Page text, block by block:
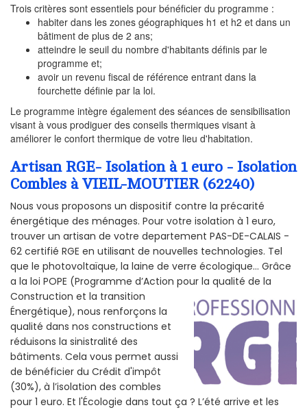
Trois critères sont essentiels pour bénéficier du programme :
habiter dans les zones géographiques h1 et h2 et dans un
bâtiment de plus de 2 ans;
atteindre le seuil du nombre d'habitants définis par le
programme et;
avoir un revenu fiscal de référence entrant dans la
fourchette définie par la loi.
Le programme intègre également des séances de sensibilisation
visant à vous prodiguer des conseils thermiques visant à
améliorer le confort thermique de votre lieu d'habitation.
Artisan RGE- Isolation à 1 euro - Isolation
Combles à VIEIL-MOUTIER (62240)
Nous vous proposons un dispositif contre la précarité
énergétique des ménages. Pour votre isolation à 1 euro,
trouver un artisan de votre departement PAS-DE-CALAIS -
62 certifié RGE en utilisant de nouvelles technologies. Tel
que le photovoltaïque, la laine de verre écologique... Grâce
a la loi POPE (Programme d’Action pour la qualité de la
Construction et la transition
Énergétique), nous renforçons la
qualité dans nos constructions et
réduisons la sinistralité des
bâtiments. Cela vous permet aussi
de bénéficier du Crédit d'impôt
(30%), à l’isolation des combles
pour 1 euro. Et l'Écologie dans tout ça ? L’été arrive et les